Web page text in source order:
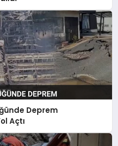
Deprem
Açtı